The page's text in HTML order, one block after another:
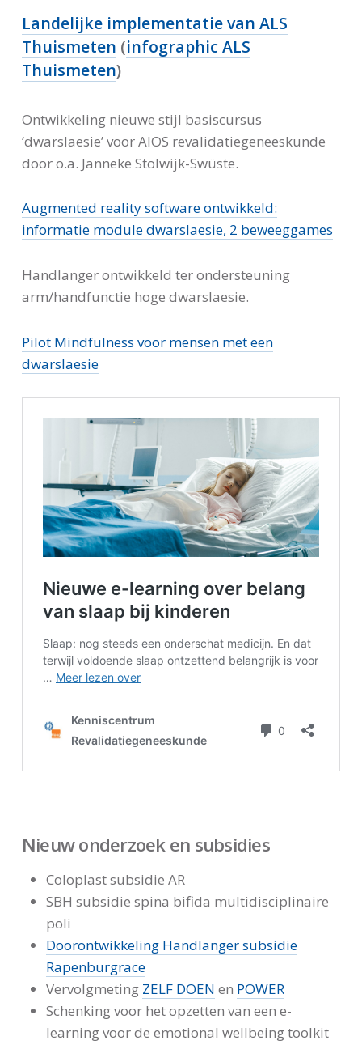
Landelijke implementatie van ALS
Thuismeten (infographic ALS
Thuismeten)
Ontwikkeling nieuwe stijl basiscursus
‘dwarslaesie’ voor AIOS revalidatiegeneeskunde
door o.a. Janneke Stolwijk-Swüste.
Augmented reality software ontwikkeld:
informatie module dwarslaesie, 2 beweeggames
Handlanger ontwikkeld ter ondersteuning
arm/handfunctie hoge dwarslaesie.
Pilot Mindfulness voor mensen met een
dwarslaesie
Nieuw onderzoek en subsidies
Coloplast subsidie AR
SBH subsidie spina bifida multidisciplinaire
poli
Doorontwikkeling Handlanger subsidie
Rapenburgrace
Vervolgmeting ZELF DOEN en POWER
Schenking voor het opzetten van een e-
learning voor de emotional wellbeing toolkit